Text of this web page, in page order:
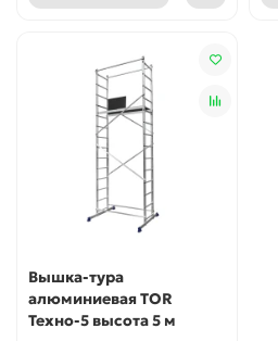
Вышка-тура
алюминиевая TOR
Техно-5 высота 5 м